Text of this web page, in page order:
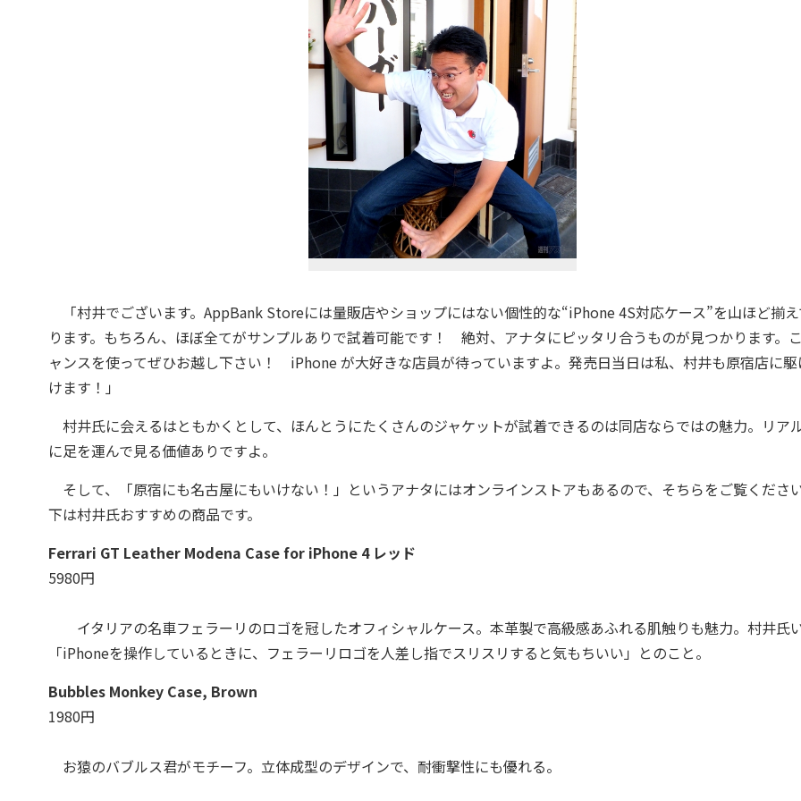
「村井でございます。AppBank Storeには量販店やショップにはない個性的な“iPhone 4S対応ケース”を山ほど揃
ります。もちろん、ほぼ全てがサンプルありで試着可能です！ 絶対、アナタにピッタリ合うものが見つかります。
ャンスを使ってぜひお越し下さい！ iPhone が大好きな店員が待っていますよ。発売日当日は私、村井も原宿店に駆
けます！」
村井氏に会えるはともかくとして、ほんとうにたくさんのジャケットが試着できるのは同店ならではの魅力。リア
に足を運んで見る価値ありですよ。
そして、「原宿にも名古屋にもいけない！」というアナタにはオンラインストアもあるので、そちらをご覧くださ
下は村井氏おすすめの商品です。
Ferrari GT Leather Modena Case for iPhone 4 レッド
5980円
イタリアの名車フェラーリのロゴを冠したオフィシャルケース。本革製で高級感あふれる肌触りも魅力。村井氏
「iPhoneを操作しているときに、フェラーリロゴを人差し指でスリスリすると気もちいい」とのこと。
Bubbles Monkey Case, Brown
1980円
お猿のバブルス君がモチーフ。立体成型のデザインで、耐衝撃性にも優れる。